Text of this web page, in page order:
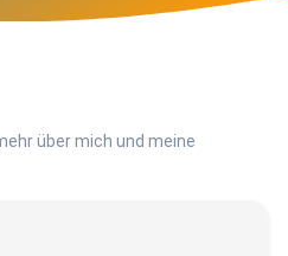
über mich und meine